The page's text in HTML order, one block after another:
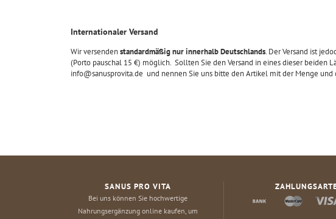
Internationaler Versand
Wir versendenstandardmäßig nur innerhalb Deutschlands. Der Versand ist
(Porto pauschal 15 €) möglich. Sollten Sie den Versand in eines dieser beiden
info@sanusprovita.de und nennen Sie uns bitte den Artikel mit der Menge
SANUS PRO VITA
Bei uns können Sie hochwertige
Nahrungsergänzung online kaufen, um